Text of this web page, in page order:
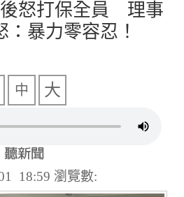
怒打保全員 理事
：暴力零容忍！
中 大
18:59 瀏覽數: